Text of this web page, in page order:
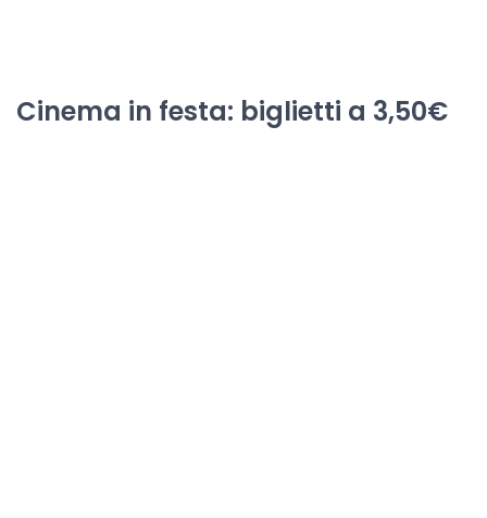
Cinema in festa: biglietti a 3,50€